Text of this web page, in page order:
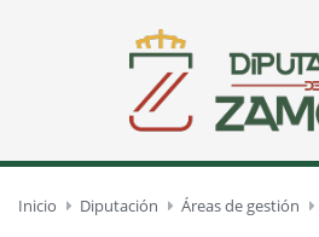
Inicio Diputación Áreas de gestión